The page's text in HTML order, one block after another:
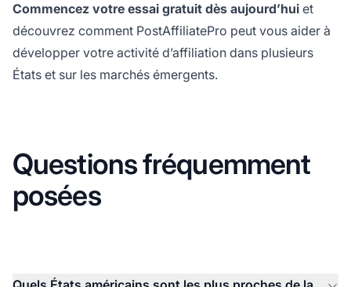
Commencez votre essai gratuit dès aujourd’hui et
découvrez comment PostAffiliatePro peut vous aider à
développer votre activité d’affiliation dans plusieurs
États et sur les marchés émergents.
Questions fréquemment
posées